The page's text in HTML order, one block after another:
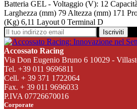
Batteria GEL - Voltaggio (V): 12
Larghezza (mm) 79 Altezza (mm) 171
(Kg) 6,11 Layout 0 Terminal D
Iscriviti
Accossato Racing
Via Don Eugenio Bruno 6 10029 -
Tel. +39 011 9696811
Cell. + 39 371 1722064
Fax. + 39 011 9696033
P.IVA 07726670016
Corporate